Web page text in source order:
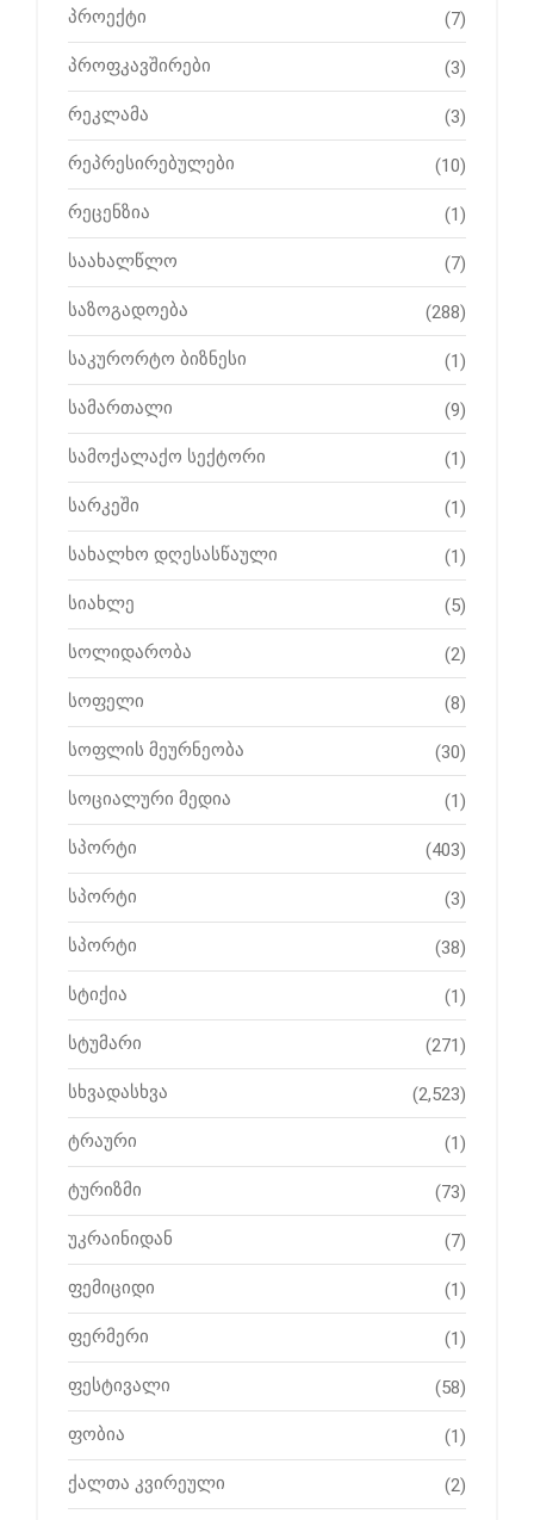
პროექტი (7)
პროფკავშირები (3)
რეკლამა (3)
რეპრესირებულები (10)
რეცენზია (1)
საახალწლო (7)
საზოგადოება (288)
საკურორტო ბიზნესი (1)
სამართალი (9)
სამოქალაქო სექტორი (1)
სარკეში (1)
სახალხო დღესასწაული (1)
სიახლე (5)
სოლიდარობა (2)
სოფელი (8)
სოფლის მეურნეობა (30)
სოციალური მედია (1)
სპორტი (403)
სპორტი (3)
სპორტი (38)
სტიქია (1)
სტუმარი (271)
სხვადასხვა (2,523)
ტრაური (1)
ტურიზმი (73)
უკრაინიდან (7)
ფემიციდი (1)
ფერმერი (1)
ფესტივალი (58)
ფობია (1)
ქალთა კვირეული (2)